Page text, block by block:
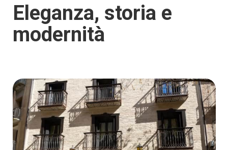
Suite ▾
Servizi
Contattaci
Eleganza, storia e
modernità